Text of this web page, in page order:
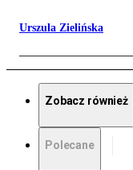
Urszula Zielińska
Zobacz również
Polecane